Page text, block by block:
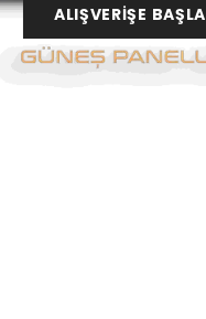
ALIŞVERİŞE BAŞLA